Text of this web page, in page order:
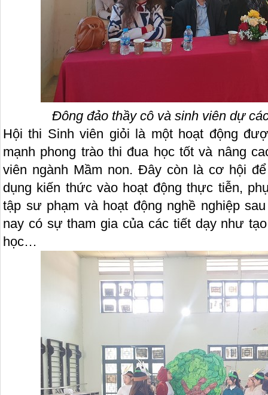
Đông đảo thầy cô và sinh viên dự
Hội thi Sinh viên giỏi là một hoạt động
mạnh phong trào thi đua học tốt và nâng
viên ngành Mầm non. Đây còn là cơ hội
dụng kiến thức vào hoạt động thực tiễn,
tập sư phạm và hoạt động nghề nghiệp
nay có sự tham gia của các tiết dạy như
học…